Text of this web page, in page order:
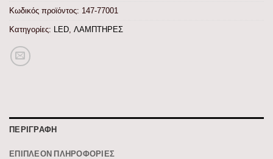
Κωδικός προϊόντος: 147-77001
Κατηγορίες: LED ΛΑΜΠΤΗΡΕΣ
ΠΕΡΙΓΡΑΦΉ
ΕΠΙΠΛΈΟΝ ΠΛΗΡΟΦΟΡΊΕΣ